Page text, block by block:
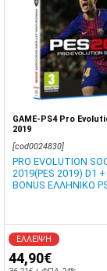
GAME-PS4 Pro
2019
[cod0024830]
PRO EVOLUTION
2019(PES 2019) D1 +
BONUS ΕΛΛΗΝΙΚΟ
ΕΛΛΕΙΨΗ
44,90€